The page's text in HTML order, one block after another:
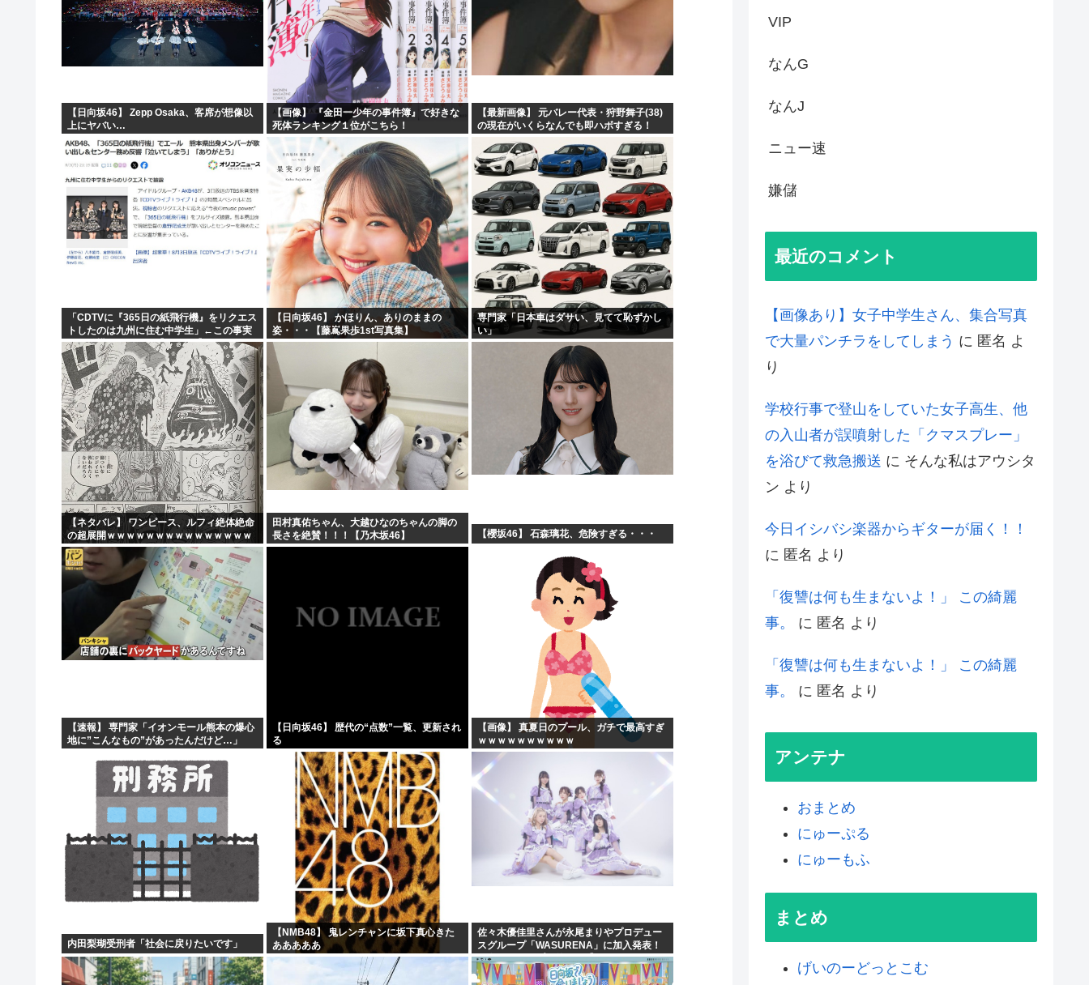
【日向坂46】 Zepp Osaka、客席が想像以
上にヤバい…
【画像】 『金田一少年の事件簿』で好きな
死体ランキング１位がこちら！
【最新画像】 元バレー代表・狩野舞子(38)
の現在がいくらなんでも即ハボすぎる！
「CDTVに『365日の紙飛行機』をリクエス
トしたのは九州に住む中学生」←この事実
って結構デカいよな【AKB48】
【日向坂46】 かほりん、ありのままの
姿・・・【藤嶌果歩1st写真集】
専門家「日本車はダサい、見てて恥ずかし
い」
【ネタバレ】 ワンピース、ルフィ絶体絶命
の超展開ｗｗｗｗｗｗｗｗｗｗｗｗｗｗｗ
ｗｗｗｗｗｗｗｗｗｗｗｗｗｗｗｗｗｗｗ
ｗｗｗｗｗｗｗｗｗｗｗ...
田村真佑ちゃん、大越ひなのちゃんの脚の
長さを絶賛！！！【乃木坂46】
【櫻坂46】 石森璃花、危険すぎる・・・
【速報】 専門家「イオンモール熊本の爆心
地に”こんなもの”があったんだけど…」
【日向坂46】 歴代の“点数”一覧、更新され
る
【画像】 真夏日のプール、ガチで最高すぎ
ｗｗｗｗｗｗｗｗｗｗ
内田梨瑚受刑者「社会に戻りたいです」
【NMB48】 鬼レンチャンに坂下真心きた
あああああ
佐々木優佳里さんが永尾まりやプロデュー
スグループ「WASURENA」に加入発表！
現在のグループと兼任へ【元AKB48ゆかる
ん・まりやぎ】
VIP
なんG
なんJ
ニュー速
嫌儲
最近のコメント
【画像あり】女子中学生さん、集合写真
で大量パンチラをしてしまう に 匿名 よ
り
学校行事で登山をしていた女子高生、他
の入山者が誤噴射した「クマスプレー」
を浴びて救急搬送 に そんな私はアウシタ
ン より
今日イシバシ楽器からギターが届く！！
に 匿名 より
「復讐は何も生まないよ！」 この綺麗
事。
に 匿名 より
「復讐は何も生まないよ！」 この綺麗
事。
に 匿名 より
アンテナ
おまとめ
にゅーぷる
にゅーもふ
まとめ
げいのーどっとこむ